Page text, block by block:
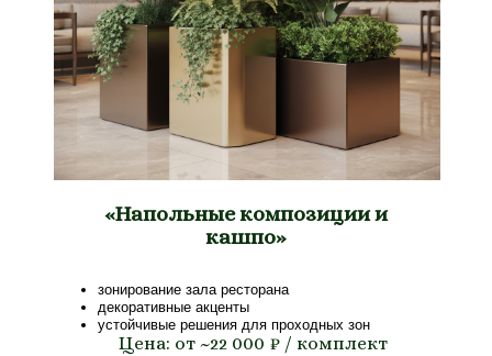
«Напольные композиции и
кашпо»
зонирование зала ресторана
декоративные акценты
устойчивые решения для проходных зон
Цена: от ~22 000 ₽ / комплект